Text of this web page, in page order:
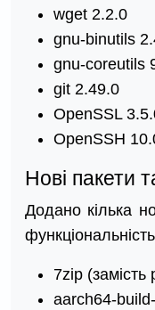
wget 2.2.0
gnu-binutils
gnu-coreutils
git 2.49.0
OpenSSL
OpenSSH
Нові пакети
Додано кілька
7zip (замість
aarch64-